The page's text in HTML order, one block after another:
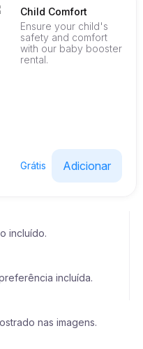
Child Comfort
Ensure your child's
safety and comfort
with our baby booster
rental.
Grátis Adicionar
incluído.
incluída.
nas imagens.